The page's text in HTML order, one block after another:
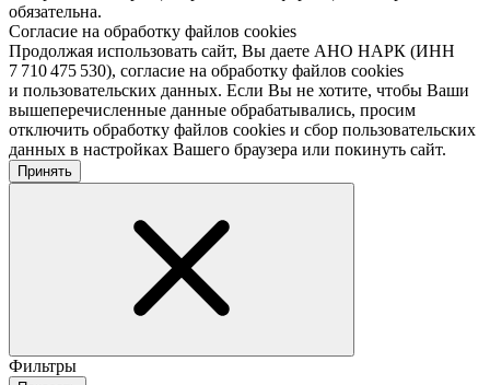
обязательна.
Согласие на обработку файлов cookies
Продолжая использовать сайт, Вы даете АНО НАРК (ИНН
7 710 475 530), согласие на обработку файлов cookies
и пользовательских данных. Если Вы не хотите, чтобы Ваши
вышеперечисленные данные обрабатывались, просим
отключить обработку файлов cookies и сбор пользовательских
данных в настройках Вашего браузера или покинуть сайт.
Принять
Фильтры